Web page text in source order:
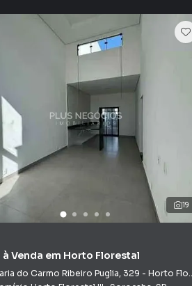
lazer para toda a família.
19
à Venda em Horto Florestal
do Carmo Ribeiro Puglia, 329 - Horto Florestal